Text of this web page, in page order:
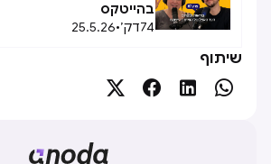
בהייטקס
74דק׳•
25.5.26
שיתוף



